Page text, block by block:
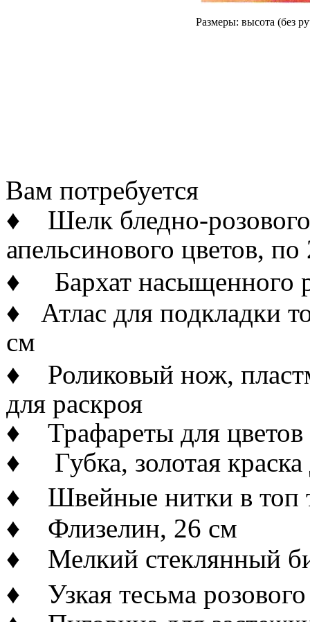
Размеры: высота (без
Вам потребуется
♦ Шелк бледно-
апельсинового цветов,
♦ Бархат насыщенного
♦ Атлас для подкладки
см
♦ Роликовый нож,
для раскроя
♦ Трафареты для цветов
♦ Губка, золотая краска
♦ Швейные нитки в топ
♦ Флизелин, 26 см
♦ Мелкий стеклянный
♦ Узкая тесьма